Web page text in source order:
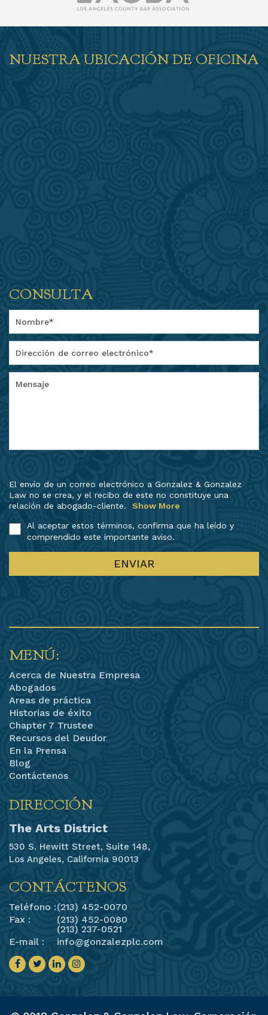
NUESTRA UBICACIÓN DE OFICINA
CONSULTA
.
El envío de un correo electrónico a Gonzalez & Gonzalez
Law no se crea, y el recibo de este no constituye una
relación de abogado-cliente.
Show More
Al aceptar estos términos, confirma que ha leído y
comprendido este importante aviso.
MENÚ:
Acerca de Nuestra Empresa
Abogados
Areas de práctica
Historias de éxito
Chapter 7 Trustee
Recursos del Deudor
En la Prensa
Blog
Contáctenos
DIRECCIÓN
The Arts District
530 S. Hewitt Street, Suite 148,
Los Angeles, California 90013
CONTÁCTENOS
Teléfono :(213) 452-0070
Fax :
(213) 452-0080
(213) 237-0521
E-mail :
info@gonzalezplc.com